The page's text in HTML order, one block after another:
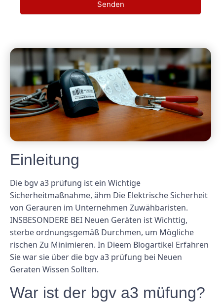
Senden
Einleitung
Die bgv a3 prüfung ist ein Wichtige
Sicherheitmaßnahme, ähm Die Elektrische Sicherheit
von Gerauren im Unternehmen Zuwähbaristen.
INSBESONDERE BEI ​​Neuen Geräten ist Wichttig,
sterbe ordnungsgemäß Durchmen, um Mögliche
rischen Zu Minimieren. In Dieem Blogartikel Erfahren
Sie war sie über die bgv a3 prüfung bei Neuen
Geraten Wissen Sollten.
War ist der bgv a3 müfung?